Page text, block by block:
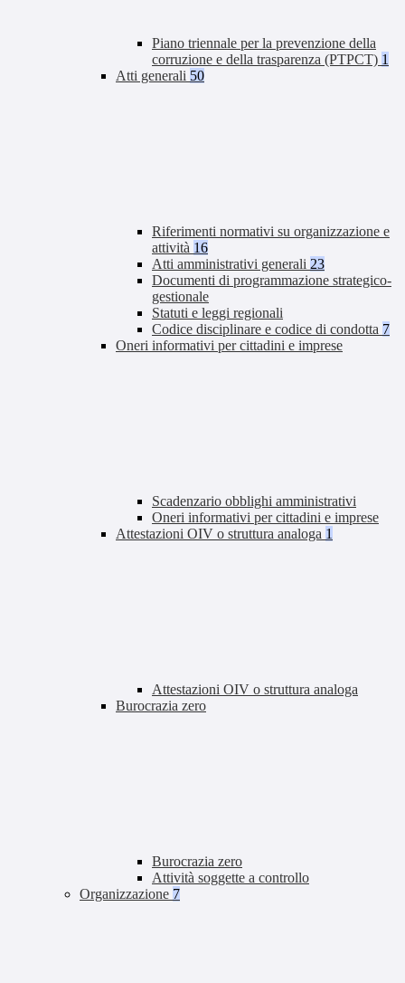
Piano triennale per la prevenzione della
corruzione e della trasparenza (PTPCT) 1
Atti generali 50
Riferimenti normativi su organizzazione e
attività 16
Atti amministrativi generali 23
Documenti di programmazione strategico-
gestionale
Statuti e leggi regionali
Codice disciplinare e codice di condotta 7
Oneri informativi per cittadini e imprese
Scadenzario obblighi amministrativi
Oneri informativi per cittadini e imprese
Attestazioni OIV o struttura analoga 1
Attestazioni OIV o struttura analoga
Burocrazia zero
Burocrazia zero
Attività soggette a controllo
Organizzazione 7